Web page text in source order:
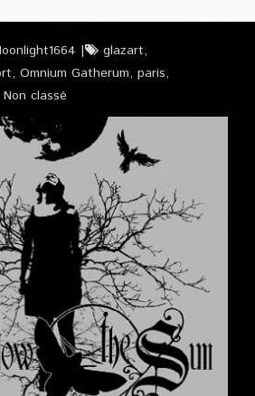
glazart,
, Omnium Gatherum, paris,
Non classé